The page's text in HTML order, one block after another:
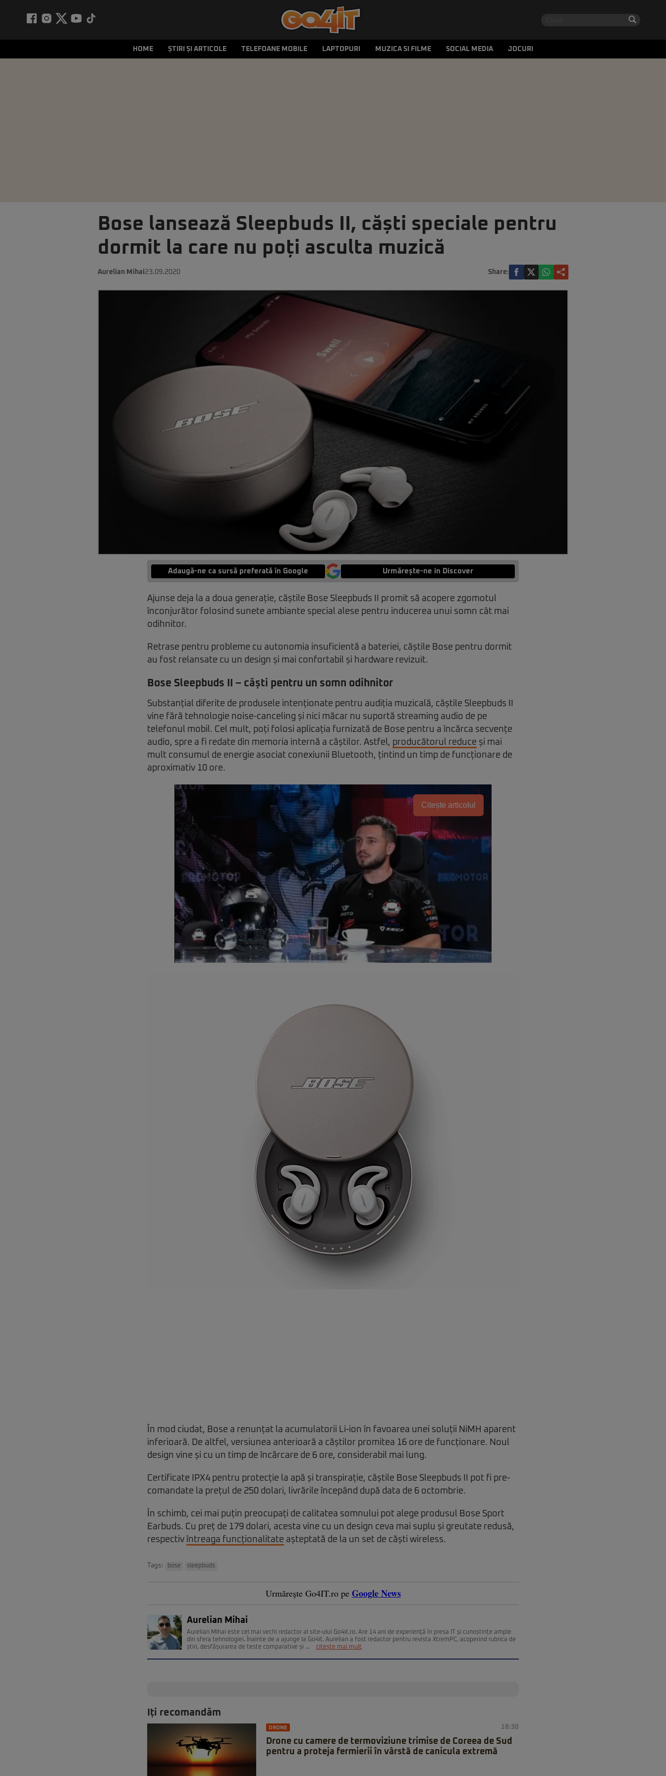
HOME ȘTIRI ȘI ARTICOLE TELEFOANE MOBILE LAPTOPURI MUZICA SI FILME SOCIAL MEDIA JOCURI
Bose lansează Sleepbuds II, căști speciale pentru
dormit la care nu poți asculta muzică
Aurelian Mihai23.09.2020 Share:
Adaugă-ne ca sursă preferată în Google Urmărește-ne in Discover
Ajunse deja la a doua generație, căștile Bose Sleepbuds II promit să acopere zgomotul
înconjurător folosind sunete ambiante special alese pentru inducerea unui somn cât mai
odihnitor.
Retrase pentru probleme cu autonomia insuficientă a bateriei, căștile Bose pentru dormit
au fost relansate cu un design și mai confortabil și hardware revizuit.
Bose Sleepbuds II – căști pentru un somn odihnitor
Substanțial diferite de produsele intenționate pentru audiția muzicală, căștile Sleepbuds II
vine fără tehnologie noise-canceling și nici măcar nu suportă streaming audio de pe
telefonul mobil. Cel mult, poți folosi aplicația furnizată de Bose pentru a încărca secvențe
audio, spre a fi redate din memoria internă a căștilor. Astfel, producătorul reduce și mai
mult consumul de energie asociat conexiunii Bluetooth, țintind un timp de funcționare de
aproximativ 10 ore.
Citește articolul
În mod ciudat, Bose a renunțat la acumulatorii Li-ion în favoarea unei soluții NiMH aparent
inferioară. De altfel, versiunea anterioară a căștilor promitea 16 ore de funcționare. Noul
design vine și cu un timp de încărcare de 6 ore, considerabil mai lung.
Certificate IPX4 pentru protecție la apă și transpirație, căștile Bose Sleepbuds II pot fi pre-
comandate la prețul de 250 dolari, livrările începând după data de 6 octombrie.
În schimb, cei mai puțin preocupați de calitatea somnului pot alege produsul Bose Sport
Earbuds. Cu preț de 179 dolari, acesta vine cu un design ceva mai suplu și greutate redusă,
respectiv întreaga funcționalitate așteptată de la un set de căști wireless.
Tags: bose sleepbuds
Urmărește Go4IT.ro pe Google News
Aurelian Mihai
Aurelian Mihai este cel mai vechi redactor al site-ului Go4it.ro. Are 14 ani de experienţă în presa IT şi cunoștințe ample
din sfera tehnologiei. Înainte de a ajunge la Go4it, Aurelian a fost redactor pentru revista XtremPC, acoperind rubrica de
știri, desfășurarea de teste comparative și ...
citește mai mult
Iți recomandăm
DRONE 18:30
Drone cu camere de termoviziune trimise de Coreea de Sud
pentru a proteja fermierii în vârstă de canicula extremă